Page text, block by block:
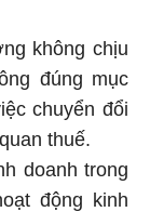
không chịu
đúng mục
chuyển đổi
thuế.
doanh trong
động kinh